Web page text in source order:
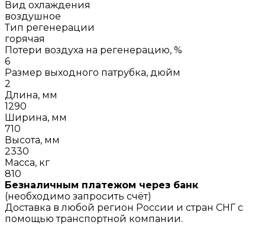
Вид охлаждения
воздушное
Тип регенерации
горячая
Потери воздуха на регенерацию, %
6
Размер выходного патрубка, дюйм
2
Длина, мм
1290
Ширина, мм
710
Высота, мм
2330
Масса, кг
810
Безналичным платежом через банк
(необходимо запросить счёт)
Доставка в любой регион России и стран СНГ с
помощью транспортной компании.